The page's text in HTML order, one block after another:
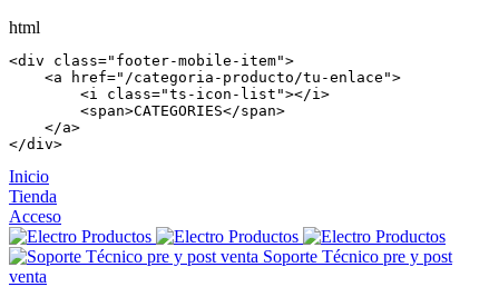
html
<div class="footer-mobile-item">
    <
a href="/categoria-producto/tu-enlace">
        <
i class="ts-icon-list"></i >
        <
span>CATEGORIES</span>
    </
a>
</div>
Inicio
Tienda
Acceso
Soporte Técnico pre y post
venta